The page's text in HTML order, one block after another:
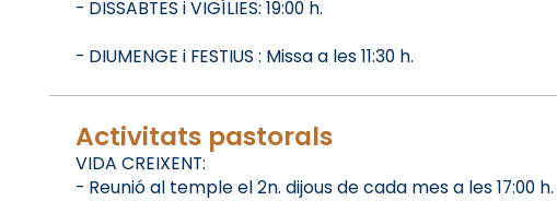
- DISSABTES i VIGÍLIES: 19:00 h.
- DIUMENGE i FESTIUS : Missa a les 11:30 h.
Activitats pastorals
VIDA CREIXENT:
- Reunió al temple el 2n. dijous de cada mes a les 17:00 h.